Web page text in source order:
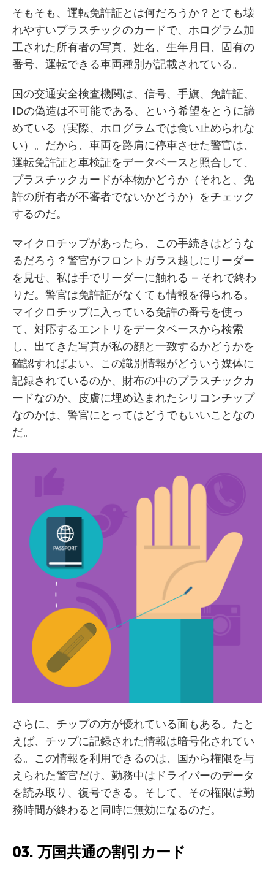
そもそも、運転免許証とは何だろうか？とても壊
れやすいプラスチックのカードで、ホログラム加
工された所有者の写真、姓名、生年月日、固有の
番号、運転できる車両種別が記載されている。
国の交通安全検査機関は、信号、手旗、免許証、
IDの偽造は不可能である、という希望をとうに諦
めている（実際、ホログラムでは食い止められな
い）。だから、車両を路肩に停車させた警官は、
運転免許証と車検証をデータベースと照合して、
プラスチックカードが本物かどうか（それと、免
許の所有者が不審者でないかどうか）をチェック
するのだ。
マイクロチップがあったら、この手続きはどうな
るだろう？警官がフロントガラス越しにリーダー
を見せ、私は手でリーダーに触れる – それで終わ
りだ。警官は免許証がなくても情報を得られる。
マイクロチップに入っている免許の番号を使っ
て、対応するエントリをデータベースから検索
し、出てきた写真が私の顔と一致するかどうかを
確認すればよい。この識別情報がどういう媒体に
記録されているのか、財布の中のプラスチックカ
ードなのか、皮膚に埋め込まれたシリコンチップ
なのかは、警官にとってはどうでもいいことなの
だ。
さらに、チップの方が優れている面もある。たと
えば、チップに記録された情報は暗号化されてい
る。この情報を利用できるのは、国から権限を与
えられた警官だけ。勤務中はドライバーのデータ
を読み取り、復号できる。そして、その権限は勤
務時間が終わると同時に無効になるのだ。
03. 万国共通の割引カード